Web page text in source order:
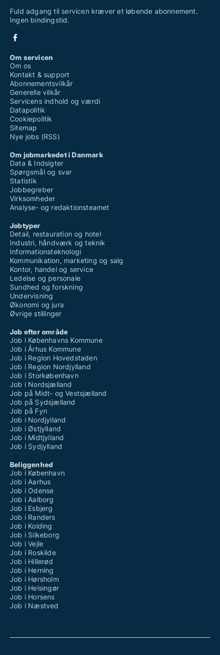
Fuld adgang til servicen kræver et løbende abonnement.
Ingen bindingstid.
Om servicen
Om os
Kontakt & support
Abonnementsvilkår
Generelle vilkår
Servicens indhold og værdi
Datapolitik
Cookiepolitik
Sitemap
Nye jobs (RSS)
Om jobmarkedet i Danmark
Data & Indsigter
Spørgsmål og svar
Statistik
Jobbegreber
Virksomheder
Analyse- og redaktionsteamet
Jobtyper
Detail, restauration og hotel
Industri, håndværk og teknik
Informationsteknologi
Kommunikation, marketing og salg
Kontor, handel og service
Ledelse og personale
Sundhed og forskning
Undervisning
Økonomi og jura
Øvrige stillinger
Job efter område
Job i Københavns Kommune
Job i Århus Kommune
Job i Region Hovedstaden
Job i Region Nordjylland
Job i Storkøbenhavn
Job i Nordsjælland
Job på Midt- og Vestsjælland
Job på Sydsjælland
Job på Fyn
Job i Nordjylland
Job i Østjylland
Job i Midtjylland
Job i Sydjylland
Beliggenhed
Job i København
Job i Aarhus
Job i Odense
Job i Aalborg
Job i Esbjerg
Job i Randers
Job i Kolding
Job i Silkeborg
Job i Vejle
Job i Roskilde
Job i Hillerød
Job i Herning
Job i Hørsholm
Job i Helsingør
Job i Horsens
Job i Næstved